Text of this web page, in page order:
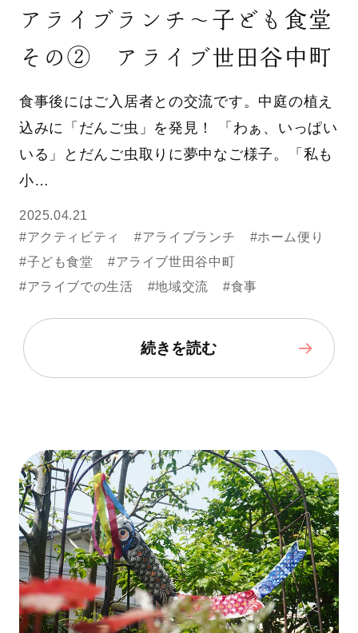
アライブランチ～子ども食堂
その② アライブ世田谷中町
食事後にはご入居者との交流です。中庭の植え
込みに「だんご虫」を発見！ 「わぁ、いっぱい
いる」とだんご虫取りに夢中なご様子。「私も
小…
2025.04.21
#アクティビティ
#アライブランチ
#ホーム便り
#子ども食堂
#アライブ世田谷中町
#アライブでの生活
#地域交流 #食事
続きを読む